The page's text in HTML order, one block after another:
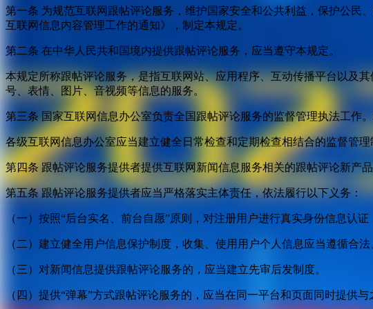
第一条 为规范互联网跟帖评论服务，维护国家安全和公共利益，保护公民
互联网信息内容管理工作的通知》，制定本规定。
第二条 在中华人民共和国境内提供跟帖评论服务，应当遵守本规定。
本规定所称跟帖评论服务，是指互联网站、应用程序、互动传播平台以及
号、表情、图片、音视频等信息的服务。
第三条 国家互联网信息办公室负责全国跟帖评论服务的监督管理执法工作
各级互联网信息办公室应当建立健全日常检查和定期检查相结合的监督管
第四条 跟帖评论服务提供者提供互联网新闻信息服务相关的跟帖评论新产
第五条 跟帖评论服务提供者应当严格落实主体责任，依法履行以下义务：
（一）按照“后台实名、前台自愿”原则，对注册用户进行真实身份信息认
（二）建立健全用户信息保护制度，收集、使用用户个人信息应当遵循
（三）对新闻信息提供跟帖评论服务的，应当建立先审后发制度。
（四）提供“弹幕”方式跟帖评论服务的，应当在同一平台和页面同时提供与